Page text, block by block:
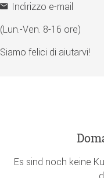
Indirizzo e-mail
(Lun.-Ven. 8-16 ore)
Siamo felici di aiutarvi!
Es sind noch keine